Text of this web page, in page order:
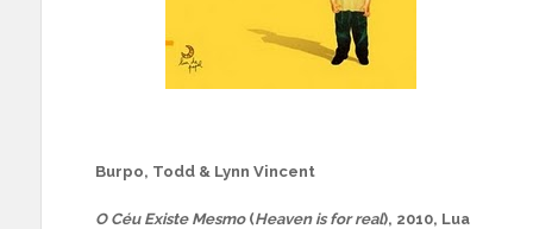
Burpo, Todd & Lynn Vincent
O Céu Existe Mesmo(Heaven is for real), 2010, Lua